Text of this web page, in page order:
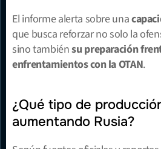
El informe alerta sobre una
que busca reforzar no solo la
sino también su preparación
enfrentamientos con la OTAN.
¿Qué tipo de
aumentando Rusia?